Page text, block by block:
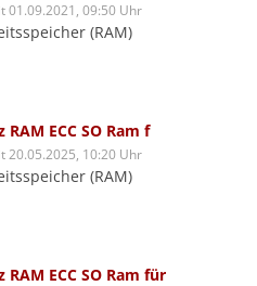
01.09.2021, 09:50 Uhr
(RAM)
RAM ECC SO Ram f
20.05.2025, 10:20 Uhr
(RAM)
RAM ECC SO Ram für